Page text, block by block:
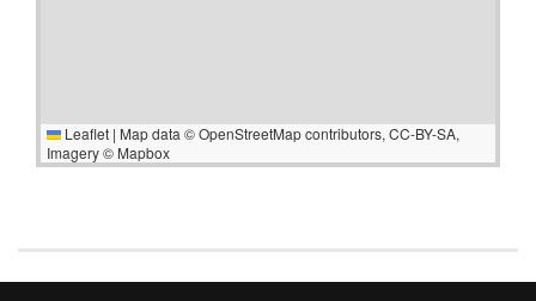
Leaflet | Map data ©OpenStreetMapcontributors, CC-BY-SA,
Imagery © Mapbox